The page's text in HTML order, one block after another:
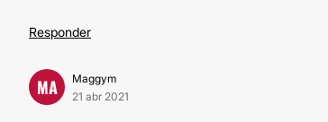
Responder
MA
Maggym
21 abr 2021